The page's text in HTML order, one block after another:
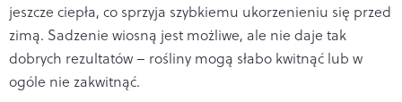
jeszcze ciepła, co sprzyja szybkiemu ukorzenieniu się przed
zimą. Sadzenie wiosną jest możliwe, ale nie daje tak
dobrych rezultatów – rośliny mogą słabo kwitnąć lub w
ogóle nie zakwitnąć.